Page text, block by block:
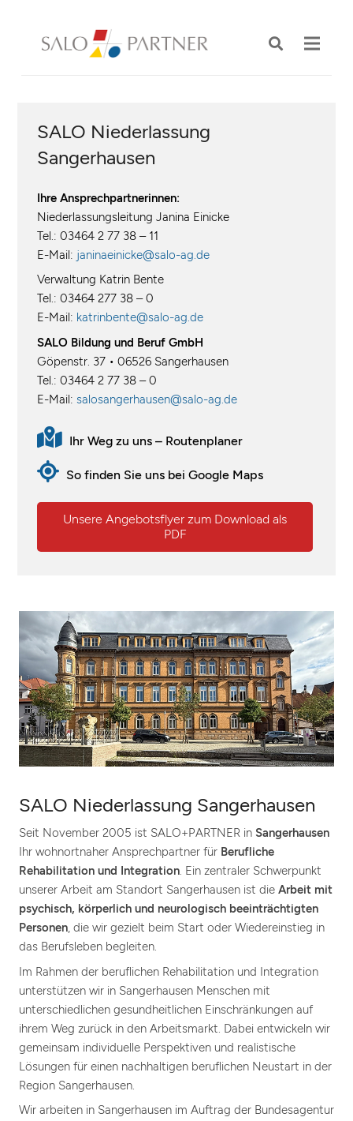
SALO Niederlassung Sangerhausen
Seit November 2005 ist SALO+PARTNER in Sangerhausen
Ihr wohnortnaher Ansprechpartner für Berufliche
Rehabilitation und Integration. Ein zentraler Schwerpunkt
unserer Arbeit am Standort Sangerhausen ist die Arbeit mit
psychisch, körperlich und neurologisch beeinträchtigten
Personen, die wir gezielt beim Start oder Wiedereinstieg in
das Berufsleben begleiten.
Im Rahmen der beruflichen Rehabilitation und Integration
unterstützen wir in Sangerhausen Menschen mit
unterschiedlichen gesundheitlichen Einschränkungen auf
ihrem Weg zurück in den Arbeitsmarkt. Dabei entwickeln wir
gemeinsam individuelle Perspektiven und realistische
Lösungen für einen nachhaltigen beruflichen Neustart in der
Region Sangerhausen.
Wir arbeiten in Sangerhausen im Auftrag der Bundesagentur
SALO Niederlassung
Sangerhausen
Ihre Ansprechpartnerinnen:
Niederlassungsleitung Janina Einicke
Tel.: 03464 2 77 38 – 11
E-Mail: janinaeinicke@salo-ag.de
Verwaltung Katrin Bente
Tel.: 03464 277 38 – 0
E-Mail: katrinbente@salo-ag.de
SALO Bildung und Beruf GmbH
Göpenstr. 37 • 06526 Sangerhausen
Tel.: 03464 2 77 38 – 0
E-Mail: salosangerhausen@salo-ag.de
Ihr Weg zu uns – Routenplaner
So finden Sie uns bei Google Maps
Unsere Angebotsflyer zum Download als
PDF